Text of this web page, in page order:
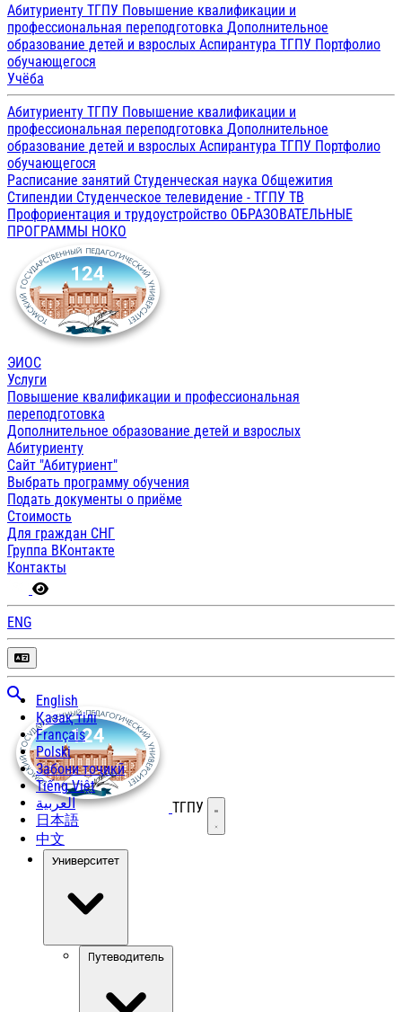
Абитуриенту ТГПУ Повышение квалификации и
профессиональная переподготовка Дополнительное
образование детей и взрослых Аспирантура ТГПУ Портфолио
обучающегося
Учёба
Абитуриенту ТГПУ Повышение квалификации и
профессиональная переподготовка Дополнительное
образование детей и взрослых Аспирантура ТГПУ Портфолио
обучающегося
Расписание занятий Студенческая наука Общежития
Стипендии Студенческое телевидение - ТГПУ ТВ
Профориентация и трудоустройство ОБРАЗОВАТЕЛЬНЫЕ
ПРОГРАММЫ НОКО
ЭИОС
Услуги
Повышение квалификации и профессиональная
переподготовка
Дополнительное образование детей и взрослых
Абитуриенту
Сайт "Абитуриент"
Выбрать программу обучения
Подать документы о приёме
Стоимость
Для граждан СНГ
Группа ВКонтакте
Контакты
ENG
English
Қазақ тілі
Français
Polski
Забони тоҷикӣ
Tiếng Việt
العربية
日本語
中文
ТГПУ Открыть меню
Университет
Путеводитель